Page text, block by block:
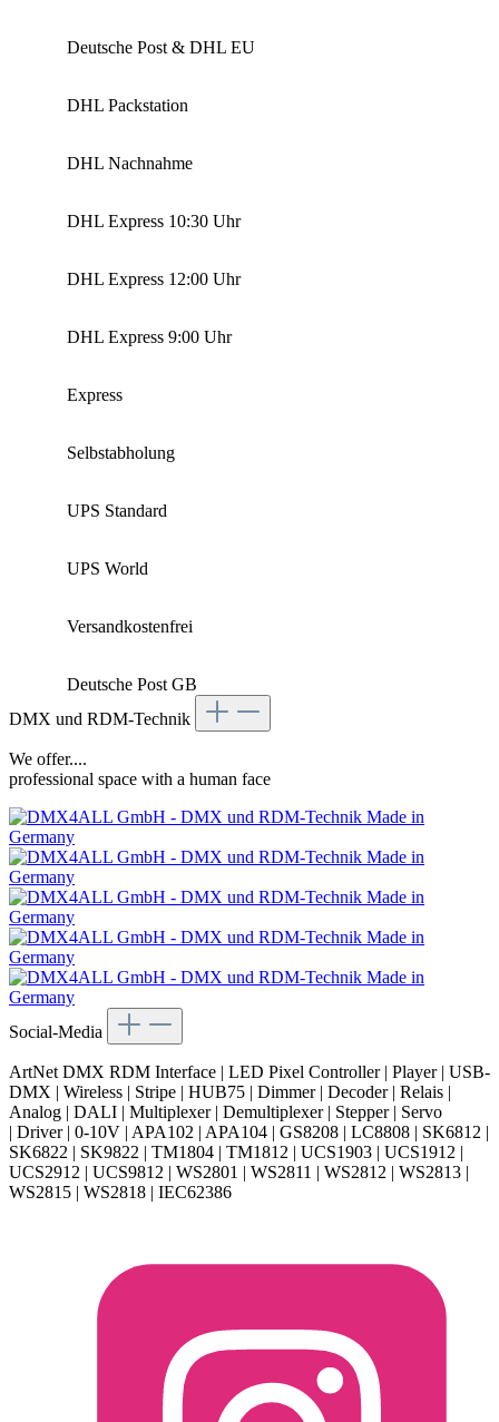
Deutsche Post & DHL EU
DHL Packstation
DHL Nachnahme
DHL Express 10:30 Uhr
DHL Express 12:00 Uhr
DHL Express 9:00 Uhr
Express
Selbstabholung
UPS Standard
UPS World
Versandkostenfrei
Deutsche Post GB
DMX und RDM-Technik
We offer....
professional space with a human face
Social-Media
ArtNet DMX RDM Interface | LED Pixel Controller | Player | USB-
DMX | Wireless | Stripe | HUB75 | Dimmer | Decoder | Relais |
Analog | DALI | Multiplexer | Demultiplexer | Stepper | Servo
| Driver | 0-10V | APA102 | APA104 | GS8208 | LC8808 | SK6812 |
SK6822 | SK9822 | TM1804 | TM1812 | UCS1903 | UCS1912 |
UCS2912 | UCS9812 | WS2801 | WS2811 | WS2812 | WS2813 |
WS2815 | WS2818 | IEC62386